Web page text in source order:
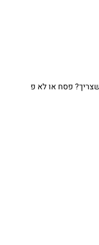
פסח או לא פ